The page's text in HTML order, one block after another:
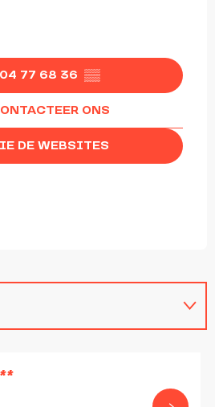
04 77 68 36 ▒▒
ONS
DE WEBSITES